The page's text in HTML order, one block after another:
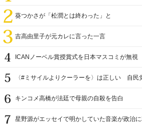
葵つかさが「松潤とは終わった」と
吉高由里子が元カレに言った一言
ICANノーベル賞授賞式を日本マスコミが無視
〈#ミサイルよりクーラーを〉は正しい 自民
キンコメ高橋が法廷で母親の自殺を告白
星野源がエッセイで明かしていた音楽が政治